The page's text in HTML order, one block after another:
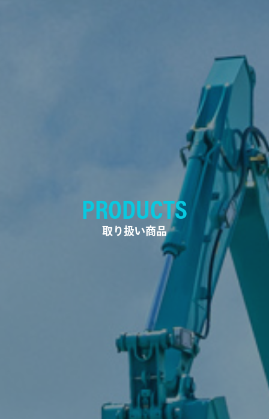
PRODUCTS
取り扱い商品